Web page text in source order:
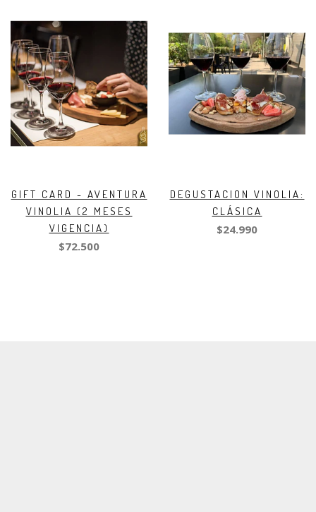
GIFT CARD - AVENTURA
VINOLIA (2 MESES
VIGENCIA)
$72.500
DEGUSTACION VINOLIA:
CLÁSICA
$24.990